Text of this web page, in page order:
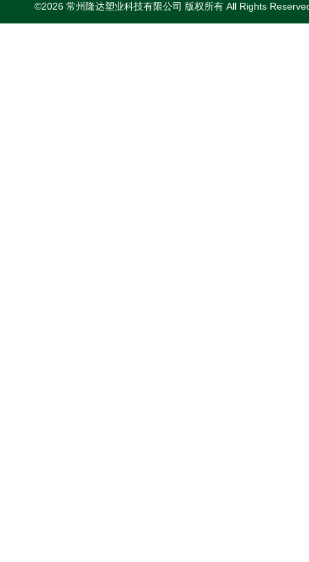
©2026 常州隆达塑业科技有限公司 版权所有 All Rights